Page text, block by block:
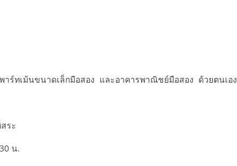
ร์ทเม้นขนาดเล็กมือสอง และอาคารพาณิชย์มือสอง ด้วยตนเอง
ระ
น.